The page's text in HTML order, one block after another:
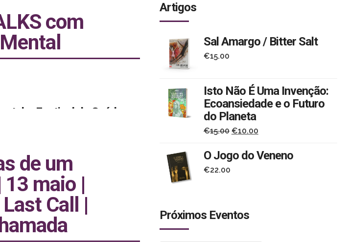
com
– Festival da Saúde
como convidados Ana Pinto
do Mental, Sónia Santos,
do Grupo de Teatro da Unidade
Seleccionador e Programador da
Curtas Metragens.
de um
13 maio |
Call |
Artigos
Sal Amargo / Bitter Salt
€15.00
Isto Não É Uma Invenção:
Ecoansiedade e o Futuro
do Planeta
€15.00 O
original
€10.00O
atual
O Jogo do Veneno
€22.00
Próximos Eventos